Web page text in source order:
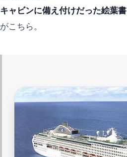
キャビンに備え付けだった絵葉書
がこちら。